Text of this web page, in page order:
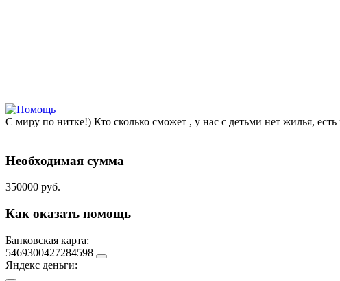
С миру по нитке!) Кто сколько сможет , у нас с детьми нет жилья,
Необходимая сумма
350000 руб.
Как оказать помощь
Банковская карта:
5469300427284598
Яндекс деньги: